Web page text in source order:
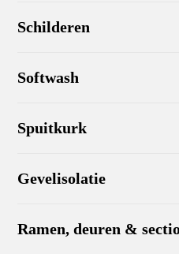
Schilderen
Softwash
Spuitkurk
Gevelisolatie
Ramen, deuren &